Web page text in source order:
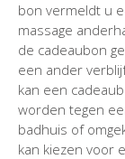
bon vermeldt u
massage
de cadeaubon
een ander
kan een
worden tegen
badhuis of
kan kiezen voor